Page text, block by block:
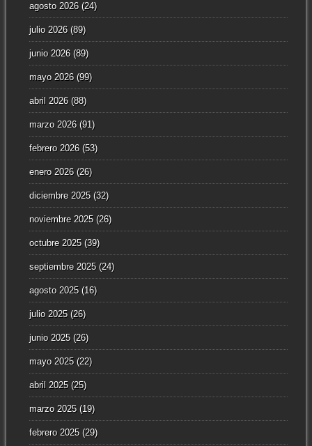
agosto 2026(24)
julio 2026(89)
junio 2026(89)
mayo 2026(99)
abril 2026(88)
marzo 2026(91)
febrero 2026(53)
enero 2026(26)
diciembre 2025(32)
noviembre 2025(26)
octubre 2025(39)
septiembre 2025(24)
agosto 2025(16)
julio 2025(26)
junio 2025(26)
mayo 2025(22)
abril 2025(25)
marzo 2025(19)
febrero 2025(29)